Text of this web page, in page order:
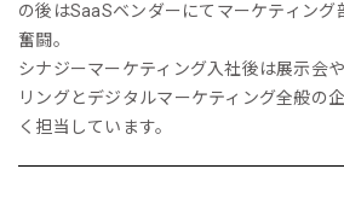
の後はSaaSベンダーにてマーケティング
奮闘。
シナジーマーケティング入社後は展示会
リングとデジタルマーケティング全般の
く担当しています。